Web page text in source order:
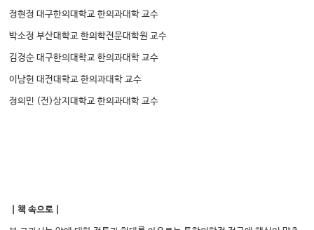
정현정 대구한의대학교 한의과대학 교수
박소정 부산대학교 한의학전문대학원 교수
김경순 대구한의대학교 한의과대학 교수
이남헌 대전대학교 한의과대학 교수
정의민 (전)상지대학교 한의과대학 교수
｜책 속으로｜